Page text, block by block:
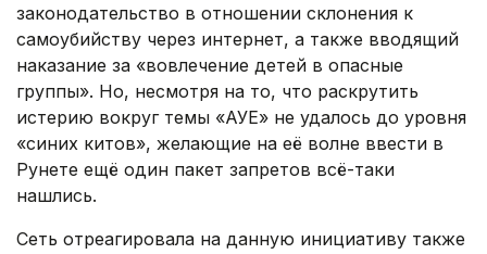
законодательство в отношении склонения к
самоубийству через интернет, а также вводящий
наказание за «вовлечение детей в опасные
группы». Но, несмотря на то, что раскрутить
истерию вокруг темы «АУЕ» не удалось до уровня
«синих китов», желающие на её волне ввести в
Рунете ещё один пакет запретов всё-таки
нашлись.
Сеть отреагировала на данную инициативу также